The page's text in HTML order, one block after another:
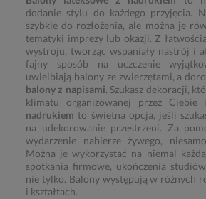
dodanie stylu do każdego przyjęcia.
szybkie do rozłożenia, ale można je
tematyki imprezy lub okazji. Z
wystroju, tworząc wspaniały nastrój i
fajny sposób na uczczenie
uwielbiają balony ze zwierzętami, a
balony z napisami. Szukasz dekoracji,
klimatu organizowanej przez Ciebie
nadrukiem to świetna opcja, jeśli
na udekorowanie przestrzeni. Za
wydarzenie nabierze żywego,
Można je wykorzystać na niemal
spotkania firmowe, ukończenia
nie tylko. Balony występują w różnych
i kształtach.